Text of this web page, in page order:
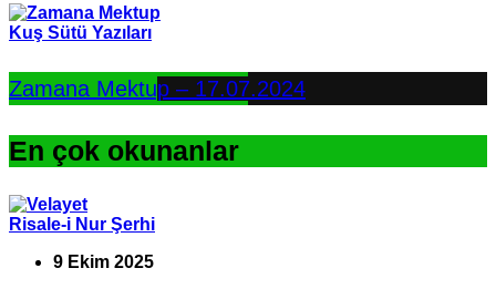
Kuş Sütü Yazıları
Zamana Mektup – 17.07.2024
En çok okunanlar
Risale-i Nur Şerhi
9 Ekim 2025